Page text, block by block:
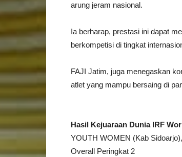
arung jeram nasional.
Ia berharap, prestasi ini dapat
berkompetisi di tingkat
FAJI Jatim, juga menegaskan
atlet yang mampu bersaing di
Hasil Kejuaraan Dunia IRF
YOUTH WOMEN (Kab
Overall Peringkat 2